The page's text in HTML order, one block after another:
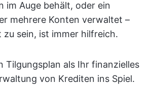
im Auge behält, oder ein
mehrere Konten verwaltet –
sein, ist immer hilfreich.
Tilgungsplan als Ihr finanzielles
von Krediten ins Spiel.